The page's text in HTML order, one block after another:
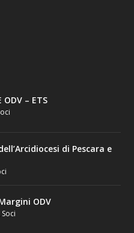
– ETS
di Pescara e
ODV
Soci